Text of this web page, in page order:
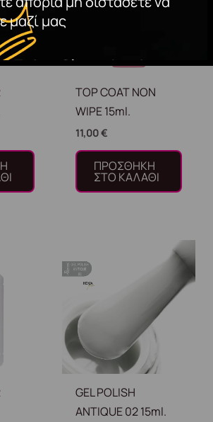
μαζί μας
TOP COAT NON
WIPE 15ml.
11,00€
ΠΡΟΣΘΉΚΗ
ΣΤΟ ΚΑΛΆΘΙ
GEL POLISH
ANTIQUE 02 15ml.